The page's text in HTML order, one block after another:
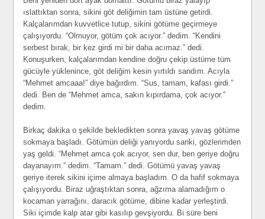
ıslattıktan sonra, sikini göt deliğimin tam üstüne getirdi.
Kalçalarımdan kuvvetlice tutup, sikini götüme geçirmeye
çalışıyordu. “Olmuyor, götüm çok acıyor.” dedim. “Kendini
serbest bırak, bir kez girdi mi bir daha acımaz.” dedi.
Konuşurken, kalçalarımdan kendine doğru çekip üstüme tüm
gücüyle yüklenince, göt deliğim kesin yırtıldı sandım. Acıyla
“Mehmet amcaaa!” diye bağırdım. “Sus, tamam, kafası girdi.”
dedi. Ben de “Mehmet amca, sakın kıpırdama, çok acıyor.”
dedim.
Birkaç dakika o şekilde bekledikten sonra yavaş yavaş götüme
sokmaya başladı. Götümün deliği yanıyordu sanki, gözlerimden
yaş geldi. “Mehmet amca çok acıyor, sen dur, ben geriye doğru
dayanayım.” dedim. “Tamam.” dedi. Götümü yavaş yavaş
geriye iterek sikini içime almaya başladım. O da hafif sokmaya
çalışıyordu. Biraz uğraştıktan sonra, ağzıma alamadığım o
kocaman yarrağını, daracık götüme, dibine kadar yerleştirdi.
Siki içimde kalp atar gibi kasılıp gevşiyordu. Bi süre beni